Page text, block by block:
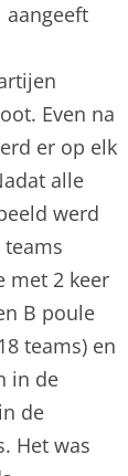
aangeeft
Even na
er op elk
alle
werd
met 2 keer
B poule
teams) en
in de
de
Het was